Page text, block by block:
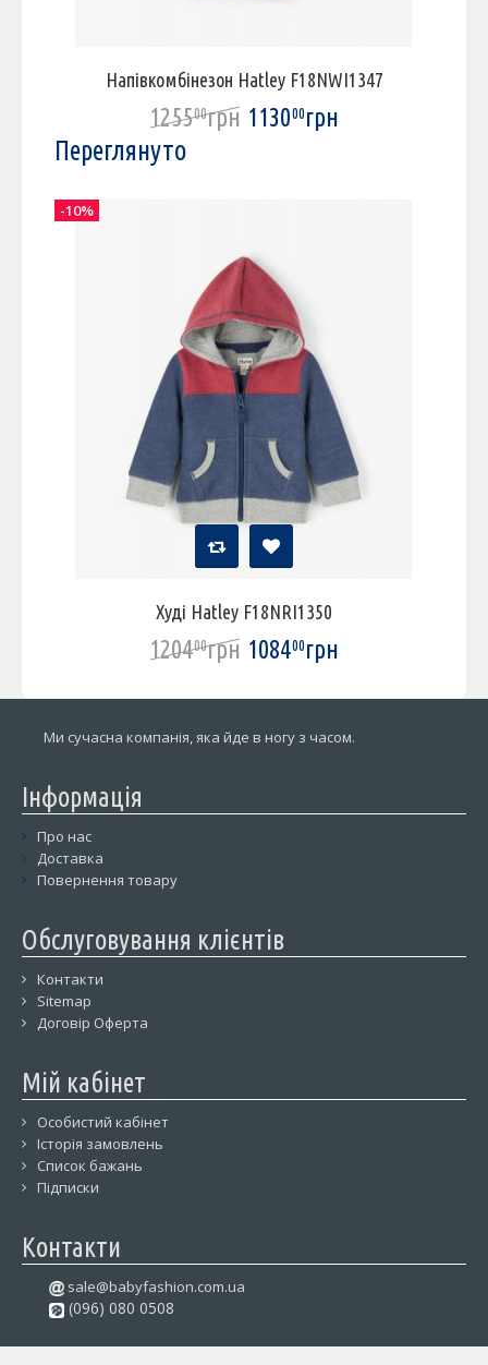
Напівкомбінезон Hatley F18NWI1347
125500грн 113000грн
Переглянуто
Худі Hatley F18NRI1350
120400грн 108400грн
-10%
Ми сучасна компанія, яка йде в ногу з часом.
Інформація
Про нас
Доставка
Повернення товару
Обслуговування клієнтів
Контакти
Sitemap
Договір Оферта
Мій кабінет
Особистий кабінет
Історія замовлень
Список бажань
Підписки
Контакти
sale@babyfashion.com.ua
(096) 080 0508